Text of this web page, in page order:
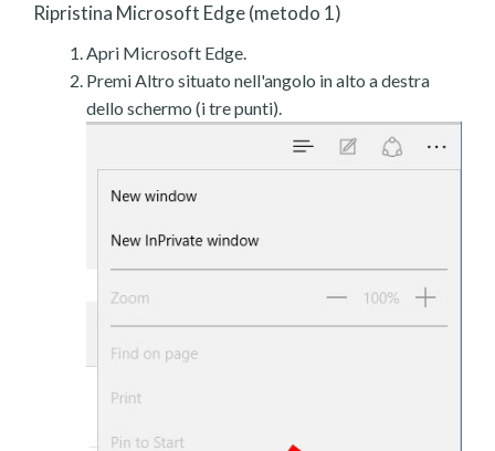
Ripristina Microsoft Edge (metodo 1)
Apri Microsoft Edge.
Premi Altro situato nell'angolo in alto a destra
dello schermo (i tre punti).